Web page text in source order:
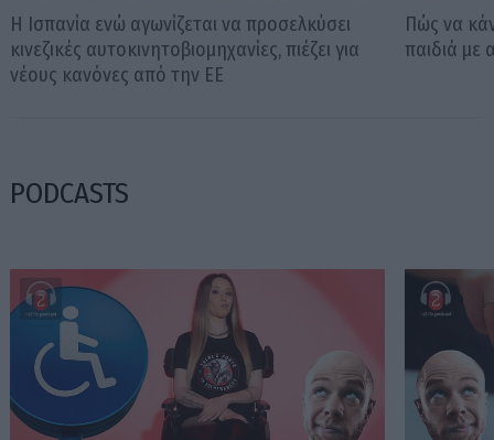
Η Ισπανία ενώ αγωνίζεται να προσελκύσει
κινεζικές αυτοκινητοβιομηχανίες, πιέζει για
νέους κανόνες από την ΕΕ
Πώς να
παιδιά με
PODCASTS